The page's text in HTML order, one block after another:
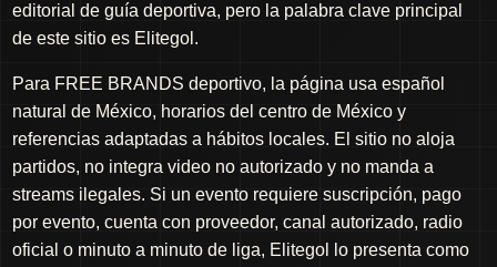
editorial de guía deportiva, pero la palabra clave principal
de este sitio es Elitegol.
Para FREE BRANDS deportivo, la página usa español
natural de México, horarios del centro de México y
referencias adaptadas a hábitos locales. El sitio no aloja
partidos, no integra video no autorizado y no manda a
streams ilegales. Si un evento requiere suscripción, pago
por evento, cuenta con proveedor, canal autorizado, radio
oficial o minuto a minuto de liga, Elitegol lo presenta como